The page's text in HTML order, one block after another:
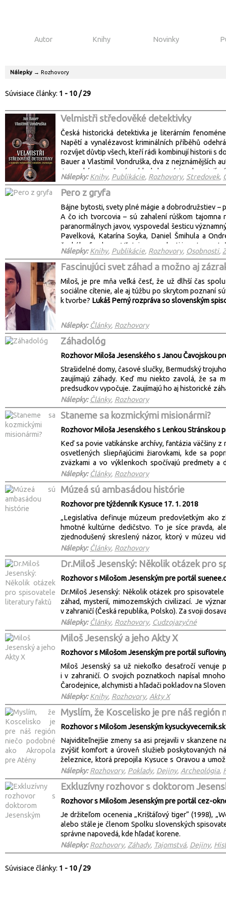
Autor Knihy Novinky
Nálepky → Rozhovory
Súvisiace články: 1 - 10 / 29
Velmistři středověké detektivky
Česká historická detektivka je literárním
Napětí a vynalézavost kriminálních příběhů
rozvíjet důvtip všech, kteří rádi kombinují historii s
Bauer a Vlastimil Vondruška, dva z nejznámějších
Jesenským otevřený pohled do své tvorby a její
kladené otázky a odpovědi svým vtipem i
účastníky těchto rozhovorů, dozvíte se vše, co
dokonce i více.
Nálepky:Knihy, Publikácie, Rozhovory, Stredovek,
Pero z gryfa
Bájne bytosti, svety plné mágie a dobrodružstiev –
A čo ich tvorcovia – sú zahalení rúškom tajomna
paranormálnych javov, vyspovedal šesticu
Pavelková, Katarína Soyka, Daniel Šmihula a
českého fandomu. Všetci respondenti i
zhrnutím histórie slovenského i svetového
priamo zažívali, ale aj tým, ktorí ešte len začínajú
Nálepky:Knihy, Publikácie, Rozhovory, Osobnosti,
Fascinujúci svet záhad a možno aj
Miloš, je pre mňa veľká česť, že už dlhší čas
sociálne cítenie, ale aj túžbu po skrytom poznaní
k tvorbe? Lukáš Perný rozpráva so slovenským
Nálepky: Články, Rozhovory
Záhadológ
Rozhovor Miloša Jesenského s Janou Čavojskou
Strašidelné domy, časové slučky, Bermudský
zaujímajú záhady. Keď mu niekto zavolá, že sa
predsudkov vypočuje. Zaujímajú ho aj historické
doktor alchýmie na Slovensku – tej tajomnej
neušľachtilých kovov na zlato. Smeje sa
pojednávala o dejinách alchýmie na Slovensku.
autor literatúry faktu a zvedavý nadšenec bádania
presakujú veci z paralelných vesmírov. O svojich
seriózny riaditeľ Kysuckého múzea v Čadci.
ukazovať celé spektrum vysvetlení?“ pýta sa on.
nesúhlasím. O ostatných nech píšu iní autori.“
Nálepky: Články, Rozhovory
Staneme sa kozmickými misionármi?
Rozhovor Miloša Jesenského s Lenkou Stránskou
Keď sa povie vatikánske archívy, fantázia väčšiny
osvetlených sliepňajúcimi žiarovkami, kde sa
zväzkami a vo výklenkoch spočívajú predmety
v neprístupnom podzemí Vatikánu skrývali dôkazy o
Nálepky: Články, Rozhovory
Múzeá sú ambasádou histórie
Rozhovor pre týždenník Kysuce 17. 1. 2018
„Legislatíva definuje múzeum predovšetkým
hmotné kultúrne dedičstvo. To je síce pravda,
zjednodušený skreslený názor, ktorý v múzeu
organizovanie kultúrnych podujatí, bude mi
histórie“, kde sa „čas zastavil“, ale nie azda
cieľavedomým konaním túto minulosť
nikde inde neuvidíme.“
Nálepky: Články, Rozhovory
Dr.Miloš Jesenský: Několik otázek pro
Rozhovor s Milošom Jesenským pre portál
Dr.Miloš Jesenský: Několik otázek pro
záhad, mysterií, mimozemských civilizací. Je
v zahraničí (Česká republika, Polsko). Za svoji
Nálepky: Články, Rozhovory, Cudzojazyčné
Miloš Jesenský a jeho Akty X
Rozhovor s Milošom Jesenským pre portál
Miloš Jesenský sa už niekoľko desaťročí venuje
i v zahraničí. O svojich poznatkoch napísal
Čarodejnice, alchymisti a hľadači pokladov na
Nálepky:Knihy, Rozhovory, Akty X
Myslím, že Koscelisko je pre náš
Rozhovor s Milošom Jesenským kysuckyvecernik.sk
Najviditeľnejšie zmeny sa asi prejavili v skanzene
zvýšiť komfort a úroveň služieb poskytovaných
železnice, ktorá prepojila Kysuce s Oravou a
sedlo Beskyd.
Nálepky:Rozhovory, Poklady, Dejiny, Archeológia,
Exkluzívny rozhovor s doktorom
Rozhovor s Milošom Jesenským pre portál cez-
Je držiteľom ocenenia „Krištáľový tiger“ (1998),
alebo stále je členom Spolku slovenských
správne napovedá, kde hľadať korene.
Nálepky:Rozhovory, Záhady, Tajomstvá, Dejiny,
Súvisiace články: 1 - 10 / 29